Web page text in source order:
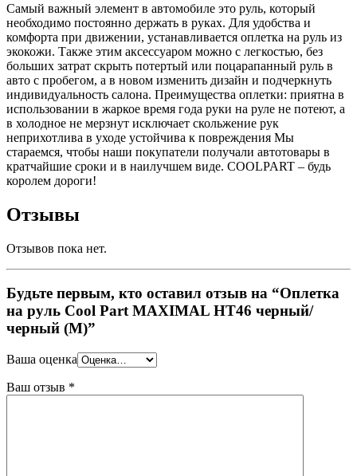
Самый важный элемент в автомобиле это руль, который
необходимо постоянно держать в руках. Для удобства и
комфорта при движении, устанавливается оплетка на руль из
экокожи. Также этим аксессуаром можно с легкостью, без
больших затрат скрыть потертый или поцарапанный руль в
авто с пробегом, а в новом изменить дизайн и подчеркнуть
индивидуальность салона. Преимущества оплетки: приятна в
использовании в жаркое время года руки на руле не потеют, а
в холодное не мерзнут исключает скольжение рук
неприхотлива в уходе устойчива к повреждения Мы
стараемся, чтобы наши покупатели получали автотовары в
кратчайшие сроки и в наилучшем виде. COOLPART – будь
королем дороги!
Отзывы
Отзывов пока нет.
Будьте первым, кто оставил отзыв на “Оплетка
на руль Cool Part MAXIMAL HT46 черный/
черный (M)”
Ваша оценка
Ваш отзыв *